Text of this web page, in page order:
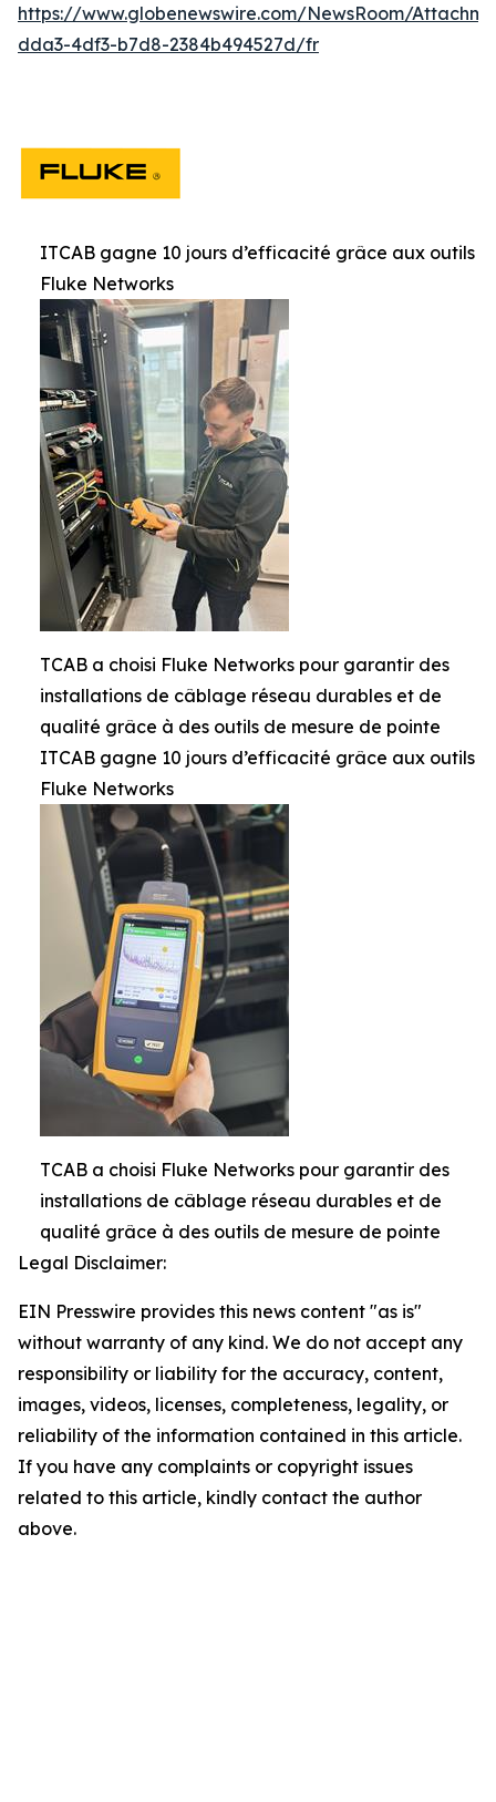
https://www.globenewswire.com/NewsRoom/
dda3-4df3-b7d8-2384b494527d/fr
ITCAB gagne 10 jours d’efficacité grâce aux outils
Fluke Networks
TCAB a choisi Fluke Networks pour garantir des
installations de câblage réseau durables et de
qualité grâce à des outils de mesure de pointe
ITCAB gagne 10 jours d’efficacité grâce aux outils
Fluke Networks
TCAB a choisi Fluke Networks pour garantir des
installations de câblage réseau durables et de
qualité grâce à des outils de mesure de pointe
Legal Disclaimer:
EIN Presswire provides this news content "as is"
without warranty of any kind. We do not accept any
responsibility or liability for the accuracy, content,
images, videos, licenses, completeness, legality, or
reliability of the information contained in this article.
If you have any complaints or copyright issues
related to this article, kindly contact the author
above.